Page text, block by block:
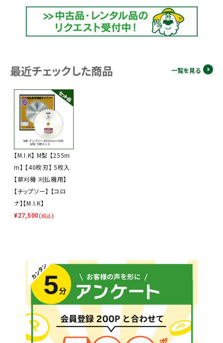
最近チェックした商品 一覧を見る
【M.I.K】 M型 【255m
m】 【40枚刃】 5枚入
【草刈機 刈払機用】
【チップソー】 【コロ
ナ】【M.I.K】
¥27,500(税込)